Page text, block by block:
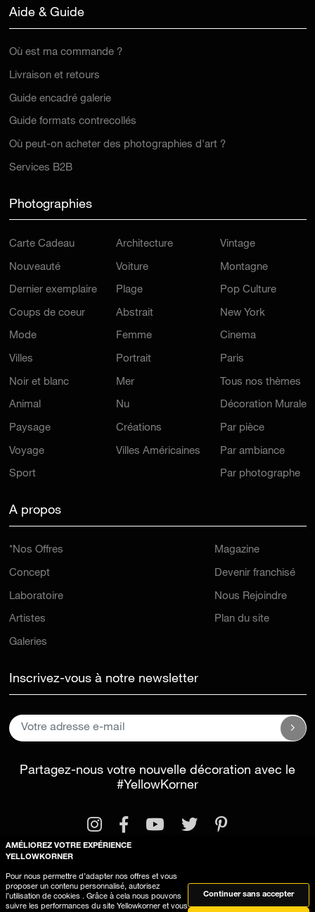
Aide & Guide
Où est ma commande ?
Livraison et retours
Guide encadré galerie
Guide formats contrecollés
Où peut-on acheter des photographies d'art ?
Services B2B
Photographies
Carte Cadeau
Nouveauté
Dernier exemplaire
Coups de coeur
Mode
Villes
Noir et blanc
Animal
Paysage
Voyage
Sport
Architecture
Voiture
Plage
Abstrait
Femme
Portrait
Mer
Nu
Créations
Villes Américaines
Vintage
Montagne
Pop Culture
New York
Cinema
Paris
Tous nos thèmes
Décoration Murale
Par pièce
Par ambiance
Par photographe
A propos
*Nos Offres
Concept
Laboratoire
Artistes
Galeries
Magazine
Devenir franchisé
Nous Rejoindre
Plan du site
Inscrivez-vous à notre newsletter
Partagez-nous votre nouvelle décoration avec le
#YellowKorner
Mentions légalesConditions générales d'utilisation
AMÉLIOREZ VOTRE EXPÉRIENCE
YELLOWKORNER
Pour nous permettre d’adapter nos offres et vous
proposer un contenu personnalisé, autorisez
l’utilisation de cookies . Grâce à cela nous pouvons
suivre les performances du site Yellowkorner et vous
Continuer sans accepter